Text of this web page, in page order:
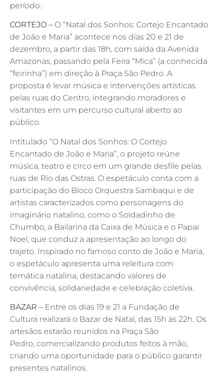
período.
CORTEJO – O “Natal dos Sonhos: Cortejo Encantado
de João e Maria” acontece nos dias 20 e 21 de
dezembro, a partir das 18h, com saída da Avenida
Amazonas, passando pela Feira “Mica” (a conhecida
“feirinha”) em direção à Praça São Pedro. A
proposta é levar música e intervenções artísticas
pelas ruas do Centro, integrando moradores e
visitantes em um percurso cultural aberto ao
público.
Intitulado “O Natal dos Sonhos: O Cortejo
Encantado de João e Maria”, o projeto reúne
música, teatro e circo em um grande desfile pelas
ruas de Rio das Ostras. O espetáculo conta com a
participação do Bloco Orquestra Sambaqui e de
artistas caracterizados como personagens do
imaginário natalino, como o Soldadinho de
Chumbo, a Bailarina da Caixa de Música e o Papai
Noel, que conduz a apresentação ao longo do
trajeto. Inspirado no famoso conto de João e Maria,
o espetáculo apresenta uma releitura com
temática natalina, destacando valores de
convivência, solidariedade e celebração coletiva.
BAZAR – Entre os dias 19 e 21 a Fundação de
Cultura realizará o Bazar de Natal, das 15h às 22h. Os
artesãos estarão reunidos na Praça São
Pedro, comercializando produtos feitos à mão,
criando uma oportunidade para o público garantir
presentes natalinos.